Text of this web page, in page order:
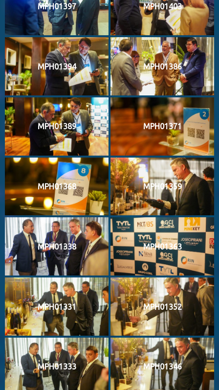
MPH01397 MPH01403
MPH01394 MPH01386
MPH01389 MPH01371
MPH01368 MPH01359
MPH01338 MPH01363
MPH01331 MPH01352
MPH01333 MPH01346